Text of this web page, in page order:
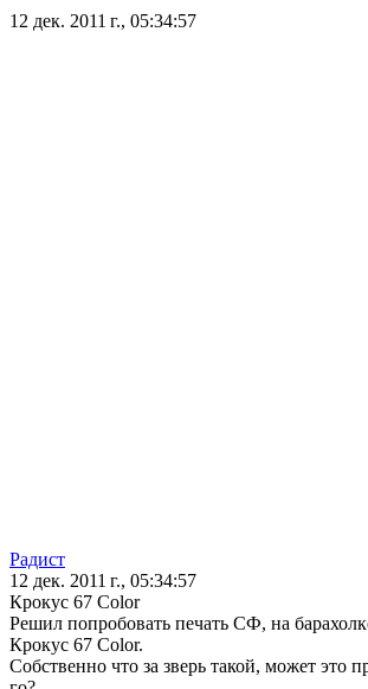
12 дек. 2011 г., 05:34:57
Радист
12 дек. 2011 г., 05:34:57
Крокус 67 Color
Решил попробовать печать СФ, на
Крокус 67 Color.
Собственно что за зверь такой, может это